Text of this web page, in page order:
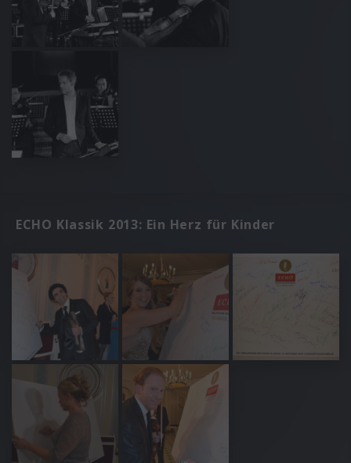
ECHO Klassik 2013: Ein Herz für Kinder